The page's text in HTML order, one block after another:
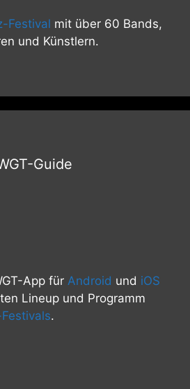
Festival mit über 60 Bands,
und Künstlern.
Guide
App für Android und iOS
Lineup und Programm
.